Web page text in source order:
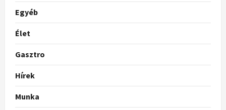
Egyéb
Élet
Gasztro
Hírek
Munka